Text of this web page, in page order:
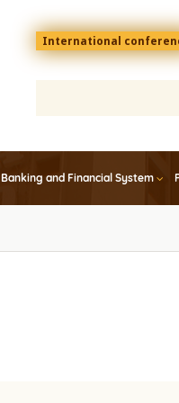
Menu
top
En
International
Banking and Financial System